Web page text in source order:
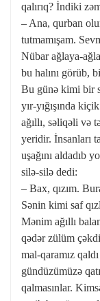
qalırıq? İndiki
– Ana, qurban
tutmamışam.
Nübar ağlaya-
bu halını görüb,
Bu günə kimi bir
yır-yığışında
ağıllı, səliqəli və
yeridir. İnsanları
uşağını aldadıb
silə-silə dedi:
– Bax, qızım.
Sənin kimi saf
Mənim ağıllı
qədər zülüm
mal-qaramız
gündüzümüzə
qalmasınlar.